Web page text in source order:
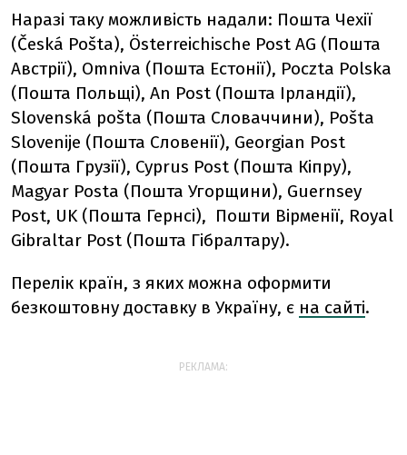
Наразі таку можливість надали: Пошта Чехії
(Česká Pošta), Österreichische Post AG (Пошта
Австрії), Omniva (Пошта Естонії), Poczta Polska
(Пошта Польщі), An Post (Пошта Ірландії),
Slovenská pošta (Пошта Словаччини), Pošta
Slovenije (Пошта Словенії), Georgian Post
(Пошта Грузії), Cyprus Post (Пошта Кіпру),
Magyar Posta (Пошта Угорщини), Guernsey
Post, UK (Пошта Гернсі), Пошти Вірменії, Royal
Gibraltar Post (Пошта Гібралтару).
Перелік країн, з яких можна оформити
безкоштовну доставку в Україну, є на сайті.
РЕКЛАМА: